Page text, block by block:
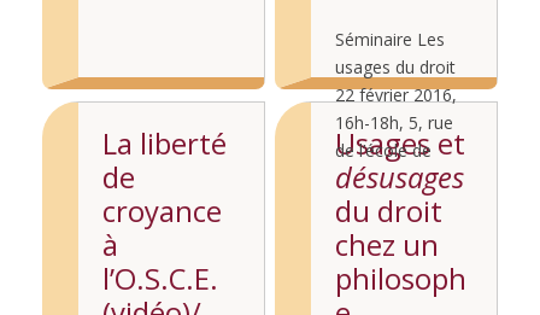
Cergy-Pontoise,
Panthéon-
Sorbonne,
Autrice de
plusieurs
ouvrages
mettant l’étude
Séminaire Les
usages du droit
22 février 2016,
16h-18h, 5, rue
de l’école de
médecine (75005
Paris), salle 16 :
avec Gérard-
François
Dumont,
Lire la
suite...
La liberté
de
croyance
à
l’O.S.C.E.
Usages et
désusages
du droit
chez un
philosoph